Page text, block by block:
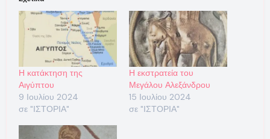
Η κατάκτηση της
Αιγύπτου
9 Ιουλίου 2024
σε "ΙΣΤΟΡΙΑ"
Η εκστρατεία του
Μεγάλου Αλεξάνδρου
15 Ιουλίου 2024
σε "ΙΣΤΟΡΙΑ"